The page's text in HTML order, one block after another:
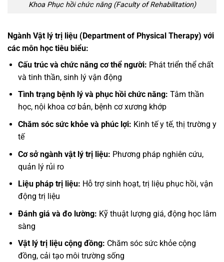
Khoa Phục hồi chức năng (Faculty of Rehabilitation)
Ngành Vật lý trị liệu (Department of Physical Therapy) với
các môn học tiêu biểu:
Cấu trúc và chức năng cơ thể người: Phát triển thể chất
và tinh thần, sinh lý vận động
Tình trạng bệnh lý và phục hồi chức năng: Tâm thần
học, nội khoa cơ bản, bệnh cơ xương khớp
Chăm sóc sức khỏe và phúc lợi: Kinh tế y tế, thị trường y
tế
Cơ sở ngành vật lý trị liệu: Phương pháp nghiên cứu,
quản lý rủi ro
Liệu pháp trị liệu: Hỗ trợ sinh hoạt, trị liệu phục hồi, vận
động trị liệu
Đánh giá và đo lường: Kỹ thuật lượng giá, động học lâm
sàng
Vật lý trị liệu cộng đồng: Chăm sóc sức khỏe cộng
đồng, cải tạo môi trường sống